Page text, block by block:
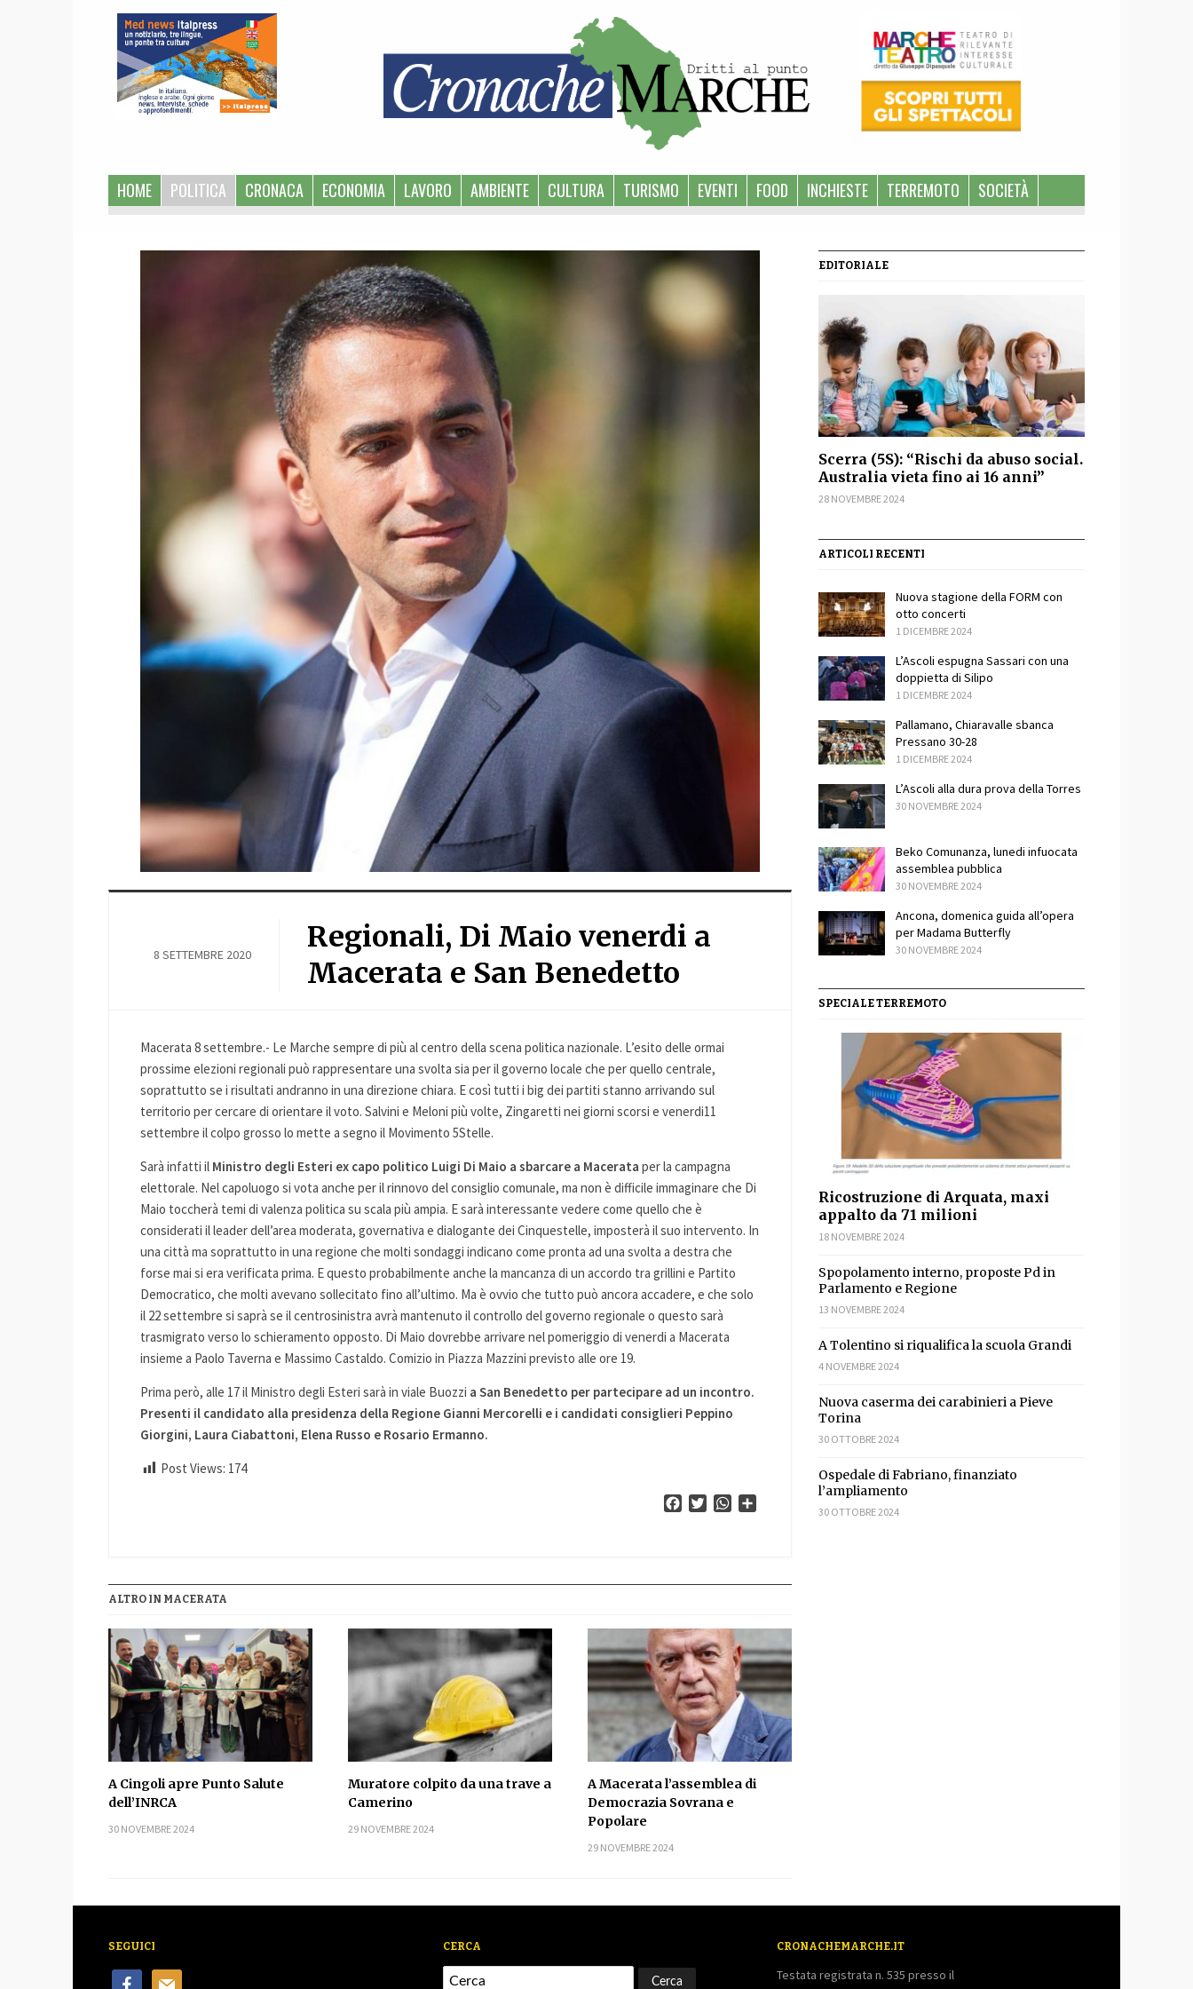
HOME POLITICA CRONACA ECONOMIA LAVORO AMBIENTE CULTURA TURISMO EVENTI FOOD INCHIESTE TERREMOTO SOCIETÀ
8 SETTEMBRE 2020
Regionali, Di Maio venerdi a
Macerata e San Benedetto
Macerata 8 settembre.- Le Marche sempre di più al centro della scena politica nazionale. L’esito delle ormai
prossime elezioni regionali può rappresentare una svolta sia per il governo locale che per quello centrale,
soprattutto se i risultati andranno in una direzione chiara. E così tutti i big dei partiti stanno arrivando sul
territorio per cercare di orientare il voto. Salvini e Meloni più volte, Zingaretti nei giorni scorsi e venerdi11
settembre il colpo grosso lo mette a segno il Movimento 5Stelle.
Sarà infatti il Ministro degli Esteri ex capo politico Luigi Di Maio a sbarcare a Macerata per la campagna
elettorale. Nel capoluogo si vota anche per il rinnovo del consiglio comunale, ma non è difficile immaginare che Di
Maio toccherà temi di valenza politica su scala più ampia. E sarà interessante vedere come quello che è
considerati il leader dell’area moderata, governativa e dialogante dei Cinquestelle, imposterà il suo intervento. In
una città ma soprattutto in una regione che molti sondaggi indicano come pronta ad una svolta a destra che
forse mai si era verificata prima. E questo probabilmente anche la mancanza di un accordo tra grillini e Partito
Democratico, che molti avevano sollecitato fino all’ultimo. Ma è ovvio che tutto può ancora accadere, e che solo
il 22 settembre si saprà se il centrosinistra avrà mantenuto il controllo del governo regionale o questo sarà
trasmigrato verso lo schieramento opposto. Di Maio dovrebbe arrivare nel pomeriggio di venerdi a Macerata
insieme a Paolo Taverna e Massimo Castaldo. Comizio in Piazza Mazzini previsto alle ore 19.
Prima però, alle 17 il Ministro degli Esteri sarà in viale Buozzi a San Benedetto per partecipare ad un incontro.
Presenti il candidato alla presidenza della Regione Gianni Mercorelli e i candidati consiglieri Peppino
Giorgini, Laura Ciabattoni, Elena Russo e Rosario Ermanno.
Post Views: 174
FacebookTwitterWhatsApp
ALTRO IN MACERATA
A Cingoli apre Punto Salute
dell’INRCA
30 NOVEMBRE 2024
Muratore colpito da una trave a
Camerino
29 NOVEMBRE 2024
A Macerata l’assemblea di
Democrazia Sovrana e
Popolare
29 NOVEMBRE 2024
EDITORIALE
Scerra (5S): “Rischi da abuso social.
Australia vieta fino ai 16 anni”
28 NOVEMBRE 2024
ARTICOLI RECENTI
Nuova stagione della FORM con
otto concerti
1 DICEMBRE 2024
L’Ascoli espugna Sassari con una
doppietta di Silipo
1 DICEMBRE 2024
Pallamano, Chiaravalle sbanca
Pressano 30-28
1 DICEMBRE 2024
L’Ascoli alla dura prova della Torres
30 NOVEMBRE 2024
Beko Comunanza, lunedi infuocata
assemblea pubblica
30 NOVEMBRE 2024
Ancona, domenica guida all’opera
per Madama Butterfly
30 NOVEMBRE 2024
SPECIALE TERREMOTO
Ricostruzione di Arquata, maxi
appalto da 71 milioni
18 NOVEMBRE 2024
Spopolamento interno, proposte Pd in
Parlamento e Regione
13 NOVEMBRE 2024
A Tolentino si riqualifica la scuola Grandi
4 NOVEMBRE 2024
Nuova caserma dei carabinieri a Pieve
Torina
30 OTTOBRE 2024
Ospedale di Fabriano, finanziato
l’ampliamento
30 OTTOBRE 2024
SEGUICI
facebookmail
CERCA CRONACHEMARCHE.IT
Testata registrata n. 535 presso il